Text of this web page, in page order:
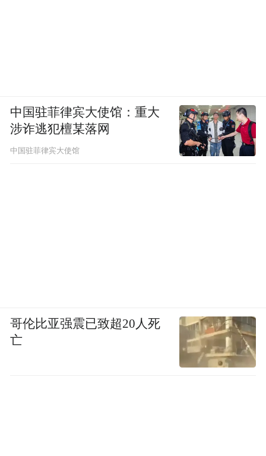
中国驻菲律宾大使馆：重大
涉诈逃犯檀某落网
中国驻菲律宾大使馆
哥伦比亚强震已致超20人死
亡